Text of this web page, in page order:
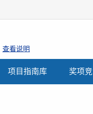
查看说明
项目指南库 奖项